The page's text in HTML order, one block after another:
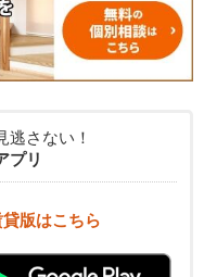
逃さない！
プリ
版はこちら